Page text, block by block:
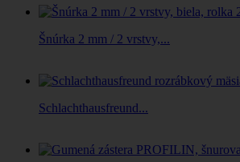
Šnúrka 2 mm / 2 vrstvy,...
Schlachthausfreund...